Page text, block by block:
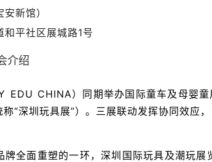
新馆）
平社区展城路1号
介绍
EDU CHINA）同期举办国际童车及母婴
“深圳玩具展”）。三展联动发挥协同效应
全面重塑的一环，深圳国际玩具及潮玩展